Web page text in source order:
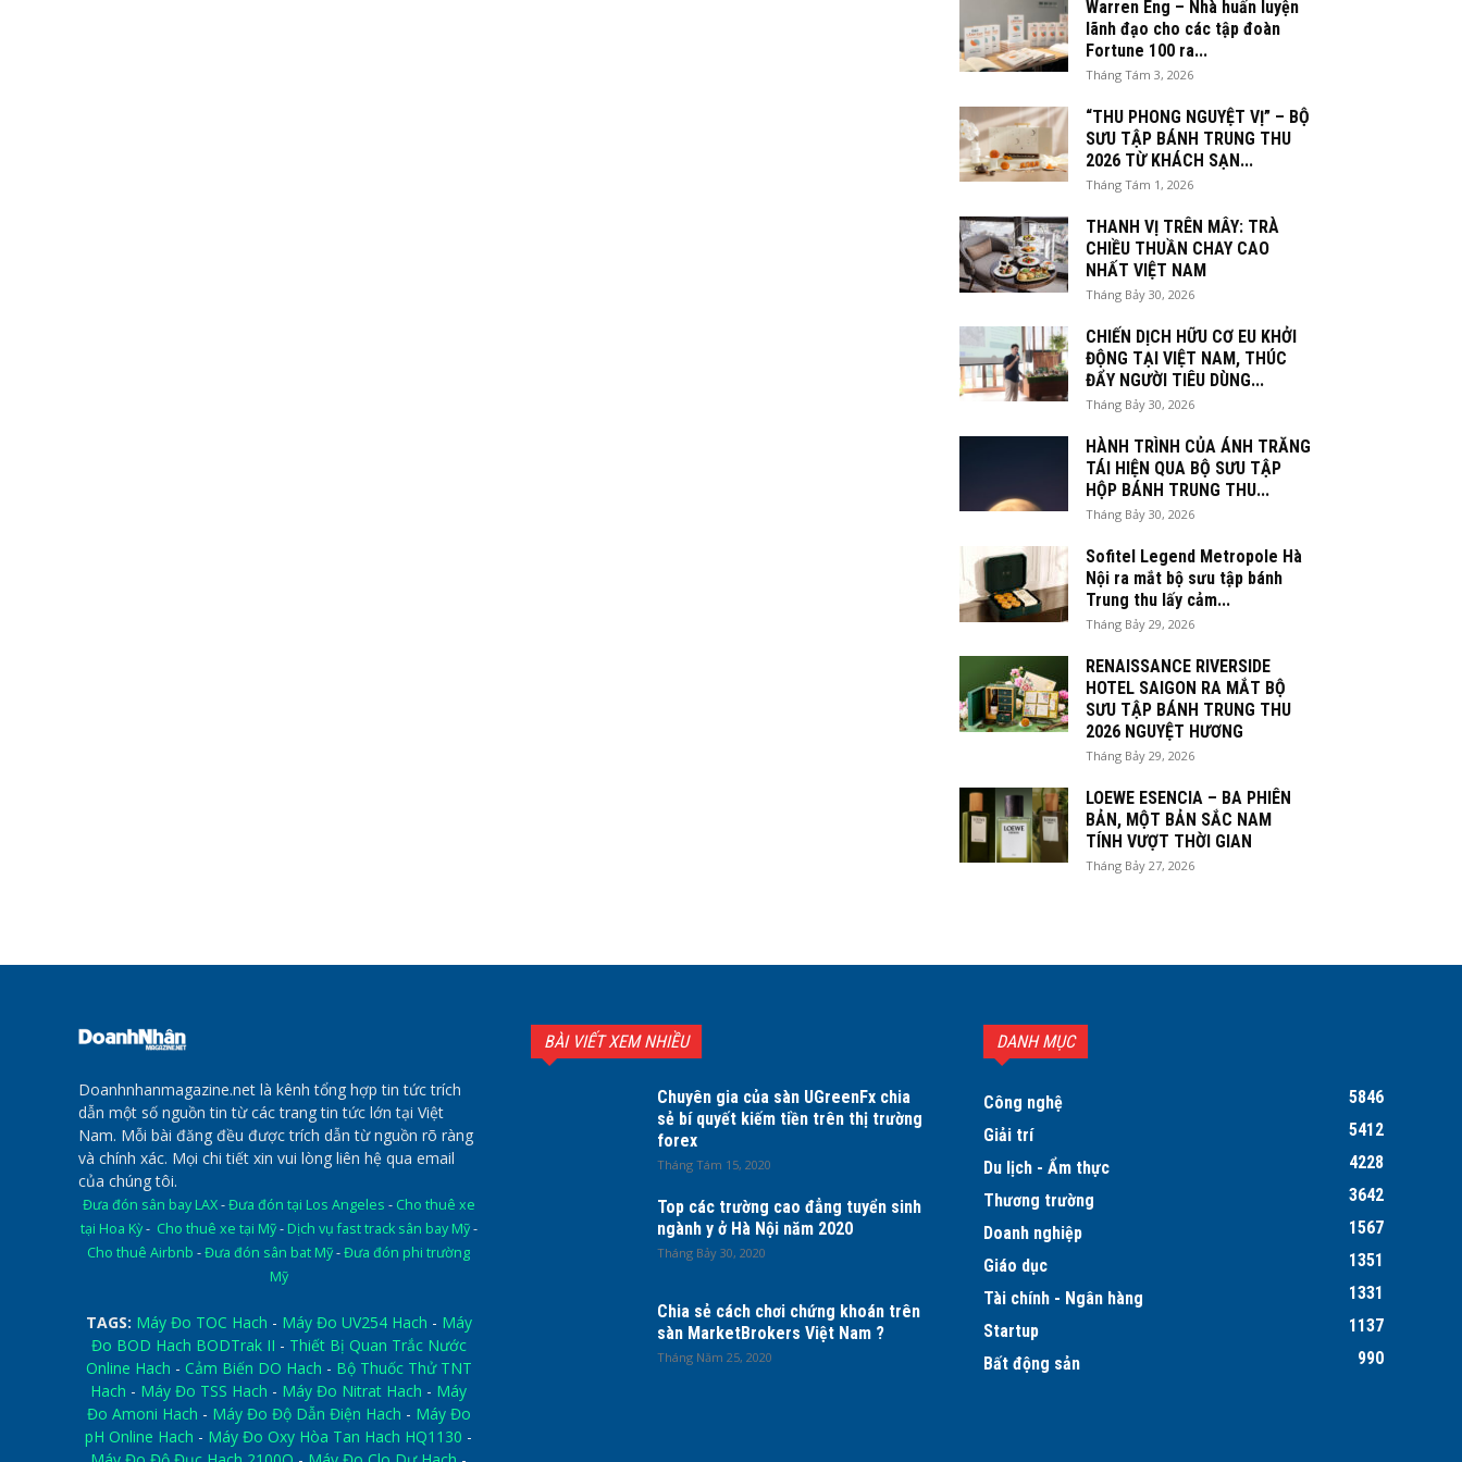
Warren Eng – Nhà huấn luyện
lãnh đạo cho các tập đoàn
Fortune 100 ra...
Tháng Tám 3, 2026
“THU PHONG NGUYỆT VỊ” – BỘ
SƯU TẬP BÁNH TRUNG THU
2026 TỪ KHÁCH SẠN...
Tháng Tám 1, 2026
THANH VỊ TRÊN MÂY: TRÀ
CHIỀU THUẦN CHAY CAO
NHẤT VIỆT NAM
Tháng Bảy 30, 2026
CHIẾN DỊCH HỮU CƠ EU KHỞI
ĐỘNG TẠI VIỆT NAM, THÚC
ĐẨY NGƯỜI TIÊU DÙNG...
Tháng Bảy 30, 2026
HÀNH TRÌNH CỦA ÁNH TRĂNG
TÁI HIỆN QUA BỘ SƯU TẬP
HỘP BÁNH TRUNG THU...
Tháng Bảy 30, 2026
Sofitel Legend Metropole Hà
Nội ra mắt bộ sưu tập bánh
Trung thu lấy cảm...
Tháng Bảy 29, 2026
RENAISSANCE RIVERSIDE
HOTEL SAIGON RA MẮT BỘ
SƯU TẬP BÁNH TRUNG THU
2026 NGUYỆT HƯƠNG
Tháng Bảy 29, 2026
LOEWE ESENCIA – BA PHIÊN
BẢN, MỘT BẢN SẮC NAM
TÍNH VƯỢT THỜI GIAN
Tháng Bảy 27, 2026
Doanhnhanmagazine.net là kênh tổng hợp tin tức trích
dẫn một số nguồn tin từ các trang tin tức lớn tại Việt
Nam. Mỗi bài đăng đều được trích dẫn từ nguồn rõ ràng
và chính xác. Mọi chi tiết xin vui lòng liên hệ qua email
của chúng tôi.
Đưa đón sân bay LAX-Đưa đón tại Los Angeles - Cho thuê xe
tại Hoa Kỳ- Cho thuê xe tại Mỹ- Dịch vụ fast track sân bay Mỹ-
Cho thuê Airbnb -Đưa đón sân bat Mỹ-Đưa đón phi trường
Mỹ
TAGS: Máy Đo TOC Hach - Máy Đo UV254 Hach - Máy
Đo BOD Hach BODTrak II - Thiết Bị Quan Trắc Nước
Online Hach - Cảm Biến DO Hach - Bộ Thuốc Thử TNT
Hach - Máy Đo TSS Hach - Máy Đo Nitrat Hach - Máy
Đo Amoni Hach - Máy Đo Độ Dẫn Điện Hach - Máy Đo
pH Online Hach - Máy Đo Oxy Hòa Tan Hach HQ1130 -
BÀI VIẾT XEM NHIỀU
Chuyên gia của sàn UGreenFx chia
sẻ bí quyết kiếm tiền trên thị trường
forex
Tháng Tám 15, 2020
Top các trường cao đẳng tuyển sinh
ngành y ở Hà Nội năm 2020
Tháng Bảy 30, 2020
Chia sẻ cách chơi chứng khoán trên
sàn MarketBrokers Việt Nam ?
Tháng Năm 25, 2020
DANH MỤC
Công nghệ
5846
Giải trí
5412
Du lịch - Ẩm thực
4228
Thương trường
3642
Doanh nghiệp
1567
Giáo dục
1351
Tài chính - Ngân hàng
1331
Startup
1137
Bất động sản
990